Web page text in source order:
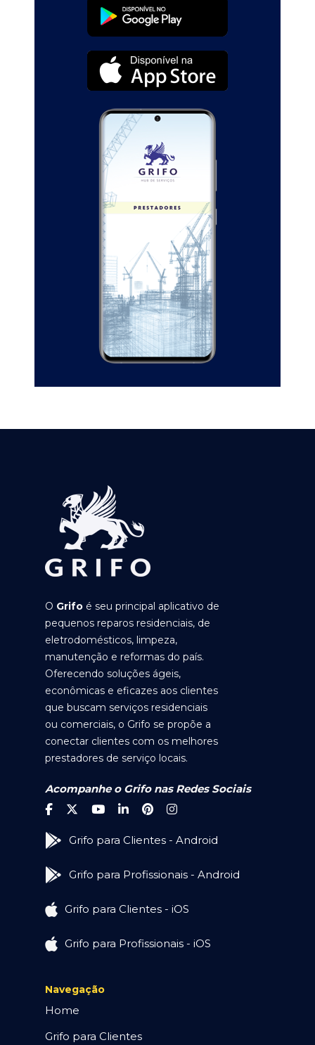
O Grifo é seu principal aplicativo de
pequenos reparos residenciais, de
eletrodomésticos, limpeza,
manutenção e reformas do país.
Oferecendo soluções ágeis,
econômicas e eficazes aos clientes
que buscam serviços residenciais
ou comerciais, o Grifo se propõe a
conectar clientes com os melhores
prestadores de serviço locais.
Acompanhe o Grifo nas Redes Sociais
Grifo para Clientes - Android
Grifo para Profissionais - Android
Grifo para Clientes - iOS
Grifo para Profissionais - iOS
Navegação
Home
Grifo para Clientes